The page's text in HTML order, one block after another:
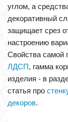
углом, а
декоративный
защищает срез
настроению
Свойства самой
ЛДСП, гамма
изделия - в
статья про
декоров.